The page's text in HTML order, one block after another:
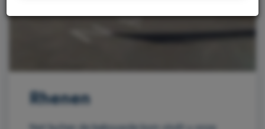
Rhenen
onsprivacy policy
Geef toestemming of stel uw eigen keuze in. U kunt